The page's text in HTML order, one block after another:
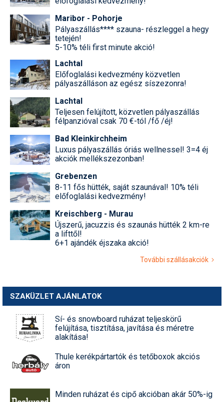
Termékajánló
Történelem
Utasbiztosítás
Utazási tippek
Védőfelszerelés
Wellness
Maribor - Pohorje
Pályaszállás**** szauna- részleggel a hegy
tetején!
5-10% téli first minute akció!
Lachtal
Előfoglalási kedvezmény közvetlen
pályaszálláson az egész síszezonra!
Lachtal
Teljesen felújított, közvetlen pályaszállás
félpanzióval csak 70 €-tól /fő /éj!
Bad Kleinkirchheim
Luxus pályaszállás óriás wellnessel! 3=4 éj
akciók mellékszezonban!
Grebenzen
8-11 fős hütték, saját szaunával! 10% téli
előfoglalási kedvezmény!
Kreischberg - Murau
Újszerű, jacuzzis és szaunás hütték 2 km-re
a lifttől!
6+1 ajándék éjszaka akció!
További szállásakciók
SZAKÜZLET AJÁNLATOK
Sí- és snowboard ruházat teljeskörű
felújítása, tisztítása, javítása és méretre
alakítása!
Thule kerékpártartók és tetőboxok akciós
áron
Minden ruházat és cipő akcióban akár 50%-ig